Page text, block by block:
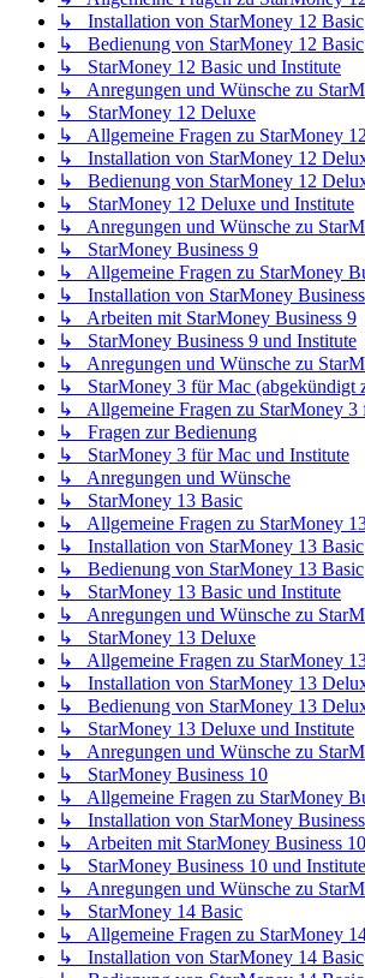
↳ Installation von StarMoney 12 Basic
↳ Bedienung von StarMoney 12 Basic
↳ StarMoney 12 Basic und Institute
↳ Anregungen und Wünsche zu
↳ StarMoney 12 Deluxe
↳ Allgemeine Fragen zu StarMoney
↳ Installation von StarMoney 12
↳ Bedienung von StarMoney 12
↳ StarMoney 12 Deluxe und Institute
↳ Anregungen und Wünsche zu
↳ StarMoney Business 9
↳ Allgemeine Fragen zu StarMoney
↳ Installation von StarMoney
↳ Arbeiten mit StarMoney Business 9
↳ StarMoney Business 9 und Institute
↳ Anregungen und Wünsche zu
↳ StarMoney 3 für Mac (abgekündigt
↳ Allgemeine Fragen zu StarMoney 3
↳ Fragen zur Bedienung
↳ StarMoney 3 für Mac und Institute
↳ Anregungen und Wünsche
↳ StarMoney 13 Basic
↳ Allgemeine Fragen zu StarMoney
↳ Installation von StarMoney 13 Basic
↳ Bedienung von StarMoney 13 Basic
↳ StarMoney 13 Basic und Institute
↳ Anregungen und Wünsche zu
↳ StarMoney 13 Deluxe
↳ Allgemeine Fragen zu StarMoney
↳ Installation von StarMoney 13
↳ Bedienung von StarMoney 13
↳ StarMoney 13 Deluxe und Institute
↳ Anregungen und Wünsche zu
↳ StarMoney Business 10
↳ Allgemeine Fragen zu StarMoney
↳ Installation von StarMoney
↳ Arbeiten mit StarMoney Business 10
↳ StarMoney Business 10 und Institute
↳ Anregungen und Wünsche zu
↳ StarMoney 14 Basic
↳ Allgemeine Fragen zu StarMoney
↳ Installation von StarMoney 14 Basic